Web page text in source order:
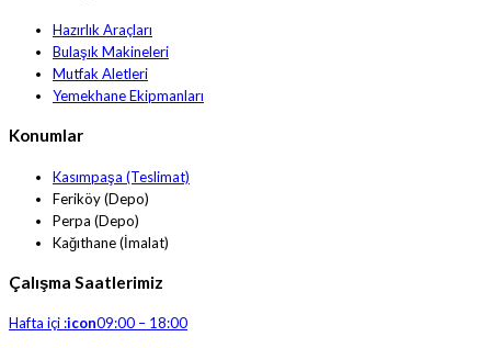
Hazırlık Araçları
Bulaşık Makineleri
Mutfak Aletleri
Yemekhane Ekipmanları
Konumlar
Kasımpaşa (Teslimat)
Feriköy (Depo)
Perpa (Depo)
Kağıthane (İmalat)
Çalışma Saatlerimiz
Hafta içi :icon09:00 – 18:00